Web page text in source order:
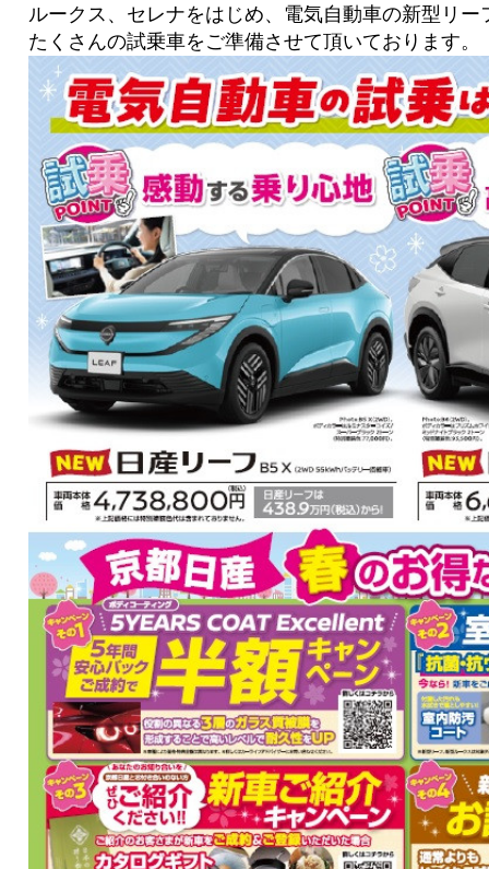
ルークス、セレナをはじめ、電気自動車の新型リー
たくさんの試乗車をご準備させて頂いております。